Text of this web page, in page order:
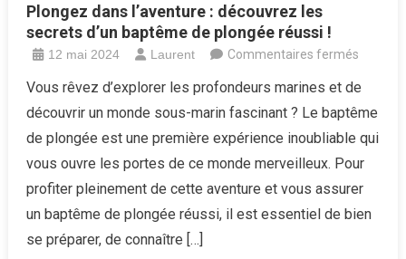
Plongez dans l’aventure : découvrez les
secrets d’un baptême de plongée réussi !
12 mai 2024 Laurent Commentaires ferméssur
dans
:
les
secrets
Vous rêvez d’explorer les profondeurs marines et de
découvrir un monde sous-marin fascinant ? Le baptême
de plongée est une première expérience inoubliable qui
vous ouvre les portes de ce monde merveilleux. Pour
profiter pleinement de cette aventure et vous assurer
un baptême de plongée réussi, il est essentiel de bien
se préparer, de connaître […]